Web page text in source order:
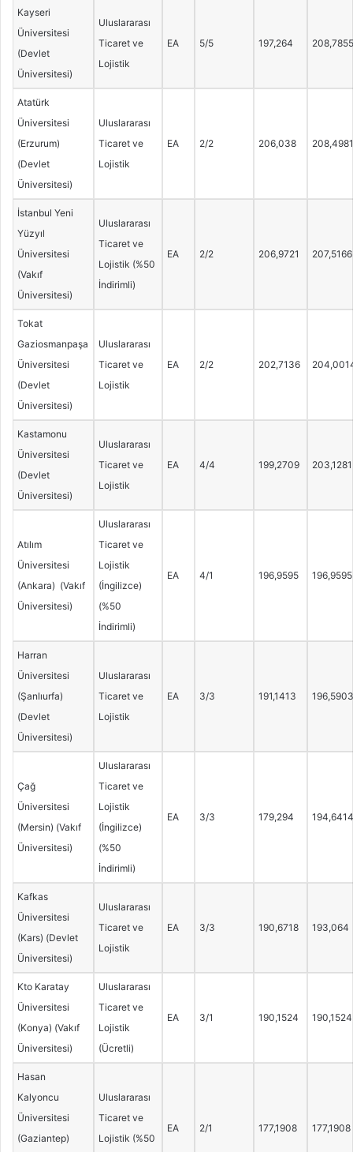
Kayseri
Üniversitesi
(Devlet
Üniversitesi)
Uluslararası
Ticaret ve
Lojistik
EA 5/5 197,264 208,7855
Atatürk
Üniversitesi
(Erzurum)
(Devlet
Üniversitesi)
Uluslararası
Ticaret ve
Lojistik
EA 2/2 206,038 208,4981
İstanbul Yeni
Yüzyıl
Üniversitesi
(Vakıf
Üniversitesi)
Uluslararası
Ticaret ve
Lojistik (%50
İndirimli)
EA 2/2 206,9721 207,5166
Tokat
Gaziosmanpaşa
Üniversitesi
(Devlet
Üniversitesi)
Uluslararası
Ticaret ve
Lojistik
EA 2/2 202,7136
Kastamonu
Üniversitesi
(Devlet
Üniversitesi)
Uluslararası
Ticaret ve
Lojistik
EA 4/4 199,2709 203,1281
Atılım
Üniversitesi
(Ankara) (Vakıf
Üniversitesi)
Uluslararası
Ticaret ve
Lojistik
(İngilizce)
(%50
İndirimli)
EA 4/1 196,9595 196,9595
Harran
Üniversitesi
(Şanlıurfa)
(Devlet
Üniversitesi)
Uluslararası
Ticaret ve
Lojistik
EA 3/3 191,1413 196,5903
Çağ
Üniversitesi
(Mersin) (Vakıf
Üniversitesi)
Uluslararası
Ticaret ve
Lojistik
(İngilizce)
(%50
İndirimli)
EA 3/3 179,294 194,6414
Kafkas
Üniversitesi
(Kars) (Devlet
Üniversitesi)
Uluslararası
Ticaret ve
Lojistik
EA 3/3 190,6718 193,064
Kto Karatay
Üniversitesi
(Konya) (Vakıf
Üniversitesi)
Uluslararası
Ticaret ve
Lojistik
(Ücretli)
EA 3/1 190,1524 190,1524
Hasan
Kalyoncu
Üniversitesi
(Gaziantep)
Uluslararası
Ticaret ve
Lojistik (%50
EA 2/1 177,1908 177,1908